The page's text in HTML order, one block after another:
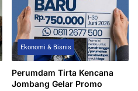
Ekonomi & Bisnis
Perumdam Tirta Kencana
Jombang Gelar Promo